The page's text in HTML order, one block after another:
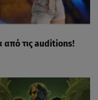
από τις auditions!